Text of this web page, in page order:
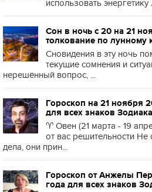
использовать
Сон в ночь с 20 на 21
толкование по лунному
Сновидения в эту ночь
текущие сомнения и
нерешённый вопрос, ...
Гороскоп на 21 ноября
для всех знаков Зодиака
♈️ Овен (21 марта - 19
от вас решительности
дела, они прин...
Гороскоп от Анжелы
года для всех знаков